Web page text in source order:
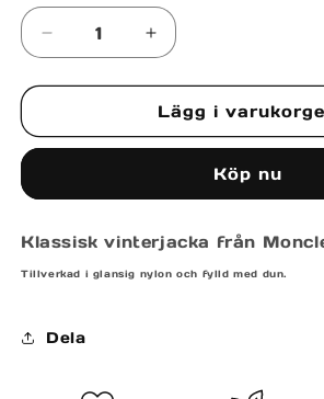
Minska
för
JACKET
Öka
för
MAIRE
JACKET
Lägg i
Köp nu
Klassisk vinterjacka från
Tillverkad i glansig nylon och fylld med dun.
Dela